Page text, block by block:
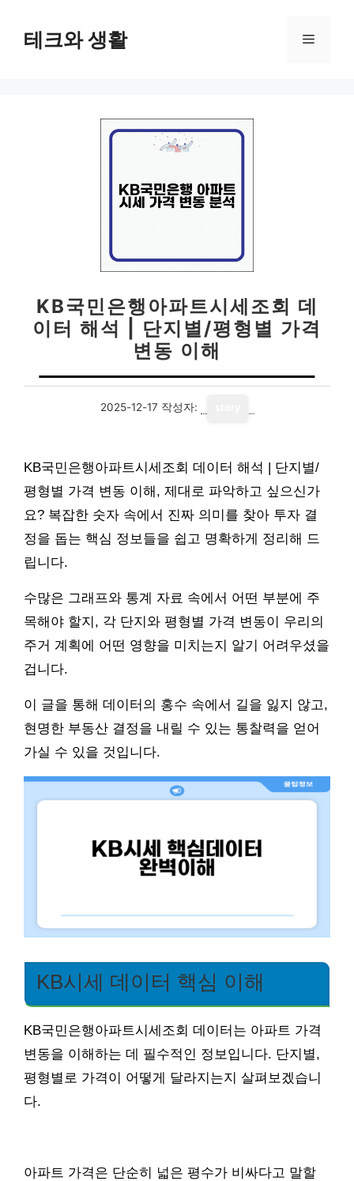
테크와 생활 메
KB국민은행아파트시세조회 데
이터 해석 | 단지별/평형별 가격
변동 이해
2025-12-17 작성자:
KB국민은행아파트시세조회 데이터 해석 | 단지별/
평형별 가격 변동 이해, 제대로 파악하고 싶으신가
요? 복잡한 숫자 속에서 진짜 의미를 찾아 투자 결
정을 돕는 핵심 정보들을 쉽고 명확하게 정리해 드
립니다.
수많은 그래프와 통계 자료 속에서 어떤 부분에 주
목해야 할지, 각 단지와 평형별 가격 변동이 우리의
주거 계획에 어떤 영향을 미치는지 알기 어려우셨을
겁니다.
이 글을 통해 데이터의 홍수 속에서 길을 잃지 않고,
현명한 부동산 결정을 내릴 수 있는 통찰력을 얻어
가실 수 있을 것입니다.
KB시세 데이터 핵심 이해
KB국민은행아파트시세조회 데이터는 아파트 가격
변동을 이해하는 데 필수적인 정보입니다. 단지별,
평형별로 가격이 어떻게 달라지는지 살펴보겠습니
다.
아파트 가격은 단순히 넓은 평수가 비싸다고 말할